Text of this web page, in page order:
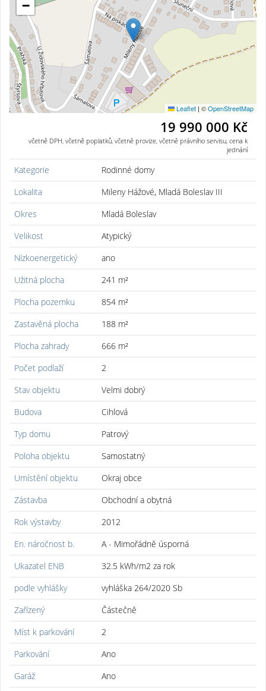
−
Leaflet | ©OpenStreetMap
19 990 000 Kč
včetně DPH, včetně poplatků, včetně provize, včetně právního servisu, cena k
jednání
Kategorie
Rodinné domy
Lokalita
Mileny Hážové, Mladá Boleslav III
Okres
Mladá Boleslav
Velikost
Atypický
Nízkoenergetický
ano
Užitná plocha
241 m²
Plocha pozemku
854 m²
Zastavěná plocha
188 m²
Plocha zahrady
666 m²
Počet podlaží
2
Stav objektu
Velmi dobrý
Budova
Cihlová
Typ domu
Patrový
Poloha objektu
Samostatný
Umístění objektu
Okraj obce
Zástavba
Obchodní a obytná
Rok výstavby
2012
En. náročnost b.
A - Mimořádně úsporná
Ukazatel ENB
32.5 kWh/m2 za rok
podle vyhlášky
vyhláška 264/2020 Sb
Zařízený
Částečně
Míst k parkování
2
Parkování
Ano
Garáž
Ano